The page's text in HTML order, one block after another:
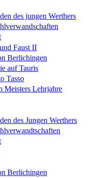
des jungen Werthers
Faust II
Berlichingen
auf Tauris
Tasso
Meisters Lehrjahre
des Jungen Werthers
Berlichingen